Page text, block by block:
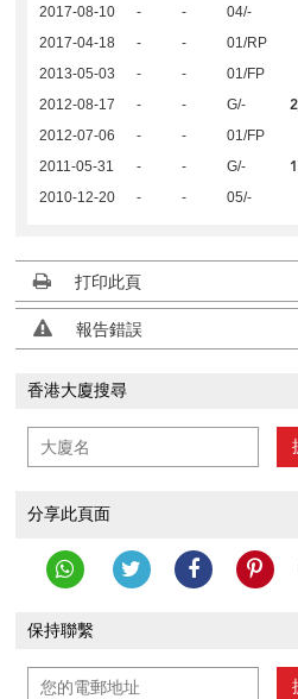
2017-08-10 - - 04/-
2017-04-18 - - 01/RP
2013-05-03 - - 01/FP
2012-08-17 - - G/-
2012-07-06 - - 01/FP
2011-05-31 - - G/-
2010-12-20 - - 05/-
打印此頁
報告錯誤
香港大廈搜尋
分享此頁面
保持聯繫